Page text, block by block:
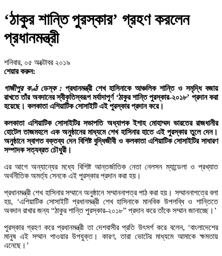
‘ঠাকুর শান্তি পুরস্কার’ গ্রহণ করলেন
প্রধানমন্ত্রী
শনিবার, ০৫ অক্টোবর ২০১৯
শেয়ার করুন:
গাজীপুর কণ্ঠ ডেস্ক : প্রধানমন্ত্রী শেখ হাসিনাকে আঞ্চলিক শান্তি ও সমৃদ্ধি বজায়
রাখতে তাঁর অবদানের স্বীকৃতিস্বরূপ মর্যাদাপূর্ণ ‘ঠাকুর শান্তি পুরস্কার-২০১৮’ প্রদান করা
হয়েছে। কলকাতা এশিয়াটিক সোসাইটি এই পুরস্কার প্রদান করে।
কলকাতা এশিয়াটিক সোসাইটির সভাপতি অধ্যাপক ইশাহ মোহাম্মদ ভারতের রাজধানীর
হোটেল তাজমহলে এক অনুষ্ঠানের মাধ্যমে শেখ হাসিনার হাতে এই পুরস্কার তুলে দেন।
অনুষ্ঠানে স্বাগত বক্তব্য দেন বিশিষ্ট বুদ্ধিজীবী ও কলকাতা এশিয়াটিক সোসাইটির সাধারণ
সম্পাদক সত্যব্রত চৌধুরী।
এর আগে অন্যান্যের মধ্যে বিশিষ্ট আন্তর্জাতিক নেতা নেলসন ম্যান্ডেলা ও প্রখ্যাত
অর্থনীতিক অমর্ত্য সেনকে এই পুরস্কার প্রদান করা হয়।
প্রধানমন্ত্রী শেখ হাসিনার সম্মানে অনুষ্ঠানে সম্মাননাপত্র পাঠ করা হয়। সম্মাননাপত্রে বলা
হয়, ‘এশিয়াটিক সোসাইটি প্রধানমন্ত্রী শেখ হাসিনাকে মানবিক উপলব্ধি ও শান্তিতে
অবদান রাখার জন্য “ঠাকুর শান্তি পুরস্কার-২০১৮” প্রদান করে তাঁকে সম্মান জানাচ্ছে।’
পুরস্কার গ্রহণ করে প্রধানমন্ত্রী তা দেশবাসীর প্রতি উৎসর্গ করে বলেন, ‘বাংলাদেশের
মানুষ এই সম্মান পাওয়ার উপযুক্ত। কারণ, তারা ভোটের মাধ্যমে আমাকে ক্ষমতায়
এনেছে।’